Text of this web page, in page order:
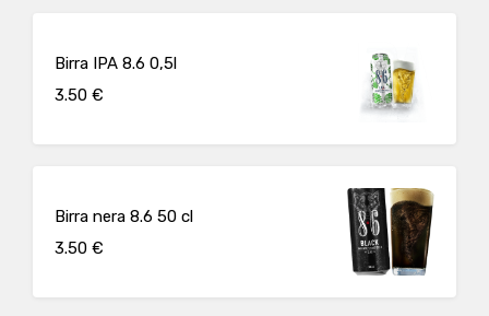
Birra IPA 8.6 0,5l
3.50 €
Birra nera 8.6 50 cl
3.50 €